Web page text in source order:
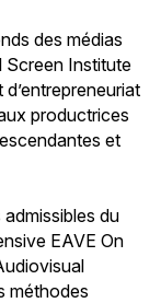
des médias
Screen Institute
productrices
et
du
EAVE On
méthodes